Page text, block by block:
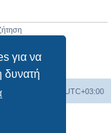
για να
δυνατή
Δ. Συζήτηση
οι χρόνοι είναι UTC+03:00
phpBB Limited